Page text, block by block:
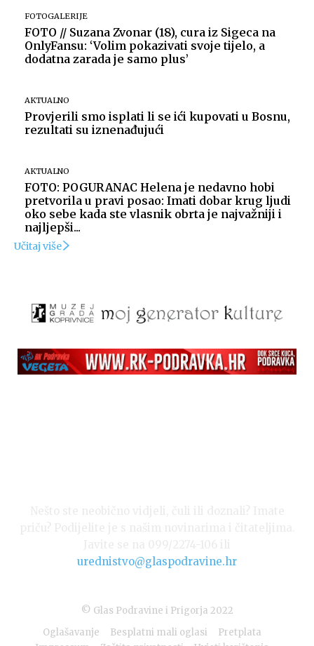
FOTOGALERIJE
FOTO // Suzana Zvonar (18), cura iz Sigeca na
OnlyFansu: ‘Volim pokazivati svoje tijelo, a
dodatna zarada je samo plus’
AKTUALNO
Provjerili smo isplati li se ići kupovati u Bosnu,
rezultati su iznenađujući
AKTUALNO
FOTO: POGURANAC Helena je nedavno hobi
pretvorila u pravi posao: Imati dobar krug ljudi
oko sebe kada ste vlasnik obrta je najvažniji i
najljepši...
Učitaj više
urednistvo@glaspodravine.hr
© Glas Podravine i Prigorja 2022
Oglašavanje
Besplatni mali oglasi
Pretplata